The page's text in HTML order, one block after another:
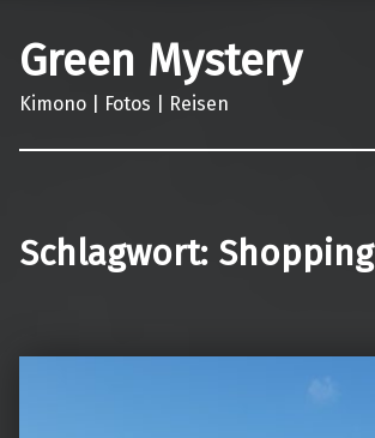
Green Mystery
Kimono | Fotos | Reisen
Schlagwort: Shopping